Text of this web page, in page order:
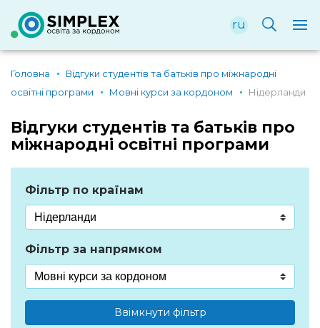
ru
Головна
Відгуки студентів та батьків про міжнародні
освітні програми
Мовні курси за кордоном Нідерланди
Відгуки студентів та батьків про
міжнародні освітні програми
Фільтр по країнам
Фільтр за напрямком
Ввімкнути фільтр